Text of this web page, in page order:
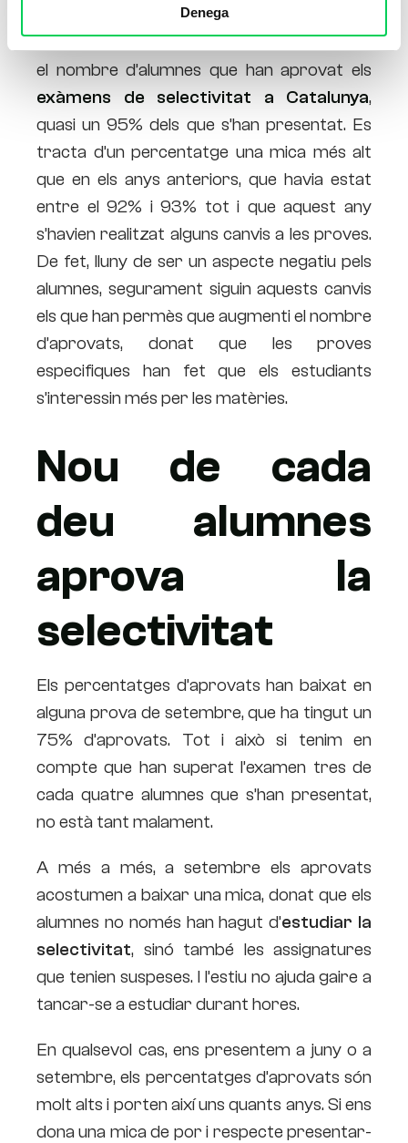
Denega
Aquest any s’han batut rècords històrics en
el nombre d’alumnes que han aprovat els
exàmens de selectivitat a Catalunya,
quasi un 95% dels que s’han presentat. Es
tracta d’un percentatge una mica més alt
que en els anys anteriors, que havia estat
entre el 92% i 93% tot i que aquest any
s’havien realitzat alguns canvis a les proves.
De fet, lluny de ser un aspecte negatiu pels
alumnes, segurament siguin aquests canvis
els que han permès que augmenti el nombre
d’aprovats, donat que les proves
especifiques han fet que els estudiants
s’interessin més per les matèries.
Nou de cada
deu alumnes
aprova la
selectivitat
Els percentatges d’aprovats han baixat en
alguna prova de setembre, que ha tingut un
75% d’aprovats. Tot i això si tenim en
compte que han superat l’examen tres de
cada quatre alumnes que s’han presentat,
no està tant malament.
A més a més, a setembre els aprovats
acostumen a baixar una mica, donat que els
alumnes no només han hagut d’estudiar la
selectivitat, sinó també les assignatures
que tenien suspeses. I l’estiu no ajuda gaire a
tancar-se a estudiar durant hores.
En qualsevol cas, ens presentem a juny o a
setembre, els percentatges d’aprovats són
molt alts i porten així uns quants anys. Si ens
dona una mica de por i respecte presentar-